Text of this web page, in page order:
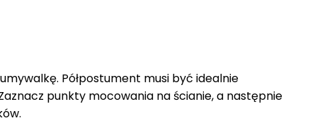
Półpostument musi być idealnie
punkty mocowania na ścianie, a następnie